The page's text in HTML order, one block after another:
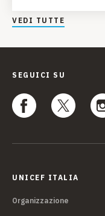
VEDI TUTTE
SEGUICI SU
UNICEF ITALIA
Organizzazione